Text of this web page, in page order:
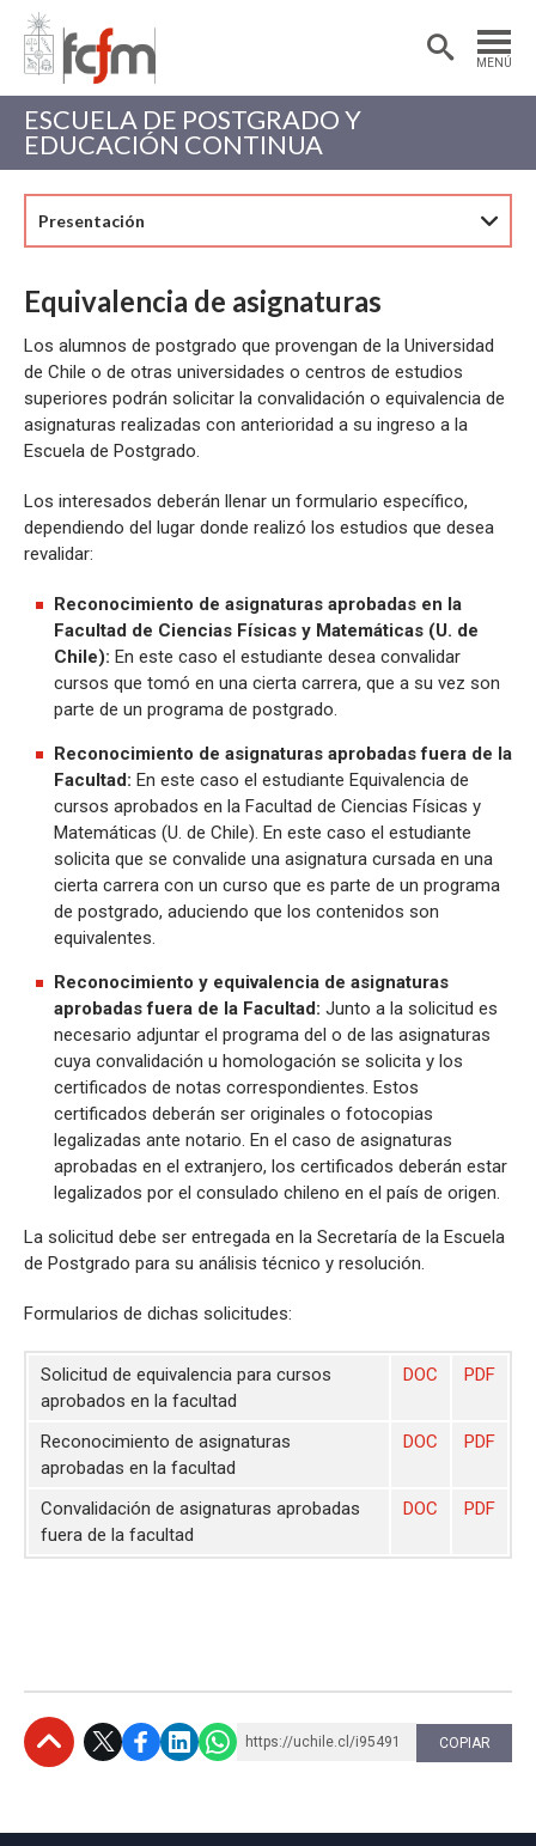
MENÚ
Estudiantes
Académicas/os
ESCUELA DE POSTGRADO Y
EDUCACIÓN CONTINUA
Presentación
Equivalencia de asignaturas
Los alumnos de postgrado que provengan de la Universidad
de Chile o de otras universidades o centros de estudios
superiores podrán solicitar la convalidación o equivalencia de
asignaturas realizadas con anterioridad a su ingreso a la
Escuela de Postgrado.
Los interesados deberán llenar un formulario específico,
dependiendo del lugar donde realizó los estudios que desea
revalidar:
Reconocimiento de asignaturas aprobadas en la
Facultad de Ciencias Físicas y Matemáticas (U. de
Chile): En este caso el estudiante desea convalidar
cursos que tomó en una cierta carrera, que a su vez son
parte de un programa de postgrado.
Reconocimiento de asignaturas aprobadas fuera de la
Facultad: En este caso el estudiante Equivalencia de
cursos aprobados en la Facultad de Ciencias Físicas y
Matemáticas (U. de Chile). En este caso el estudiante
solicita que se convalide una asignatura cursada en una
cierta carrera con un curso que es parte de un programa
de postgrado, aduciendo que los contenidos son
equivalentes.
Reconocimiento y equivalencia de asignaturas
aprobadas fuera de la Facultad: Junto a la solicitud es
necesario adjuntar el programa del o de las asignaturas
cuya convalidación u homologación se solicita y los
certificados de notas correspondientes. Estos
certificados deberán ser originales o fotocopias
legalizadas ante notario. En el caso de asignaturas
aprobadas en el extranjero, los certificados deberán estar
legalizados por el consulado chileno en el país de origen.
La solicitud debe ser entregada en la Secretaría de la Escuela
de Postgrado para su análisis técnico y resolución.
Formularios de dichas solicitudes:
Solicitud de equivalencia para cursos
aprobados en la facultad
DOC PDF
Reconocimiento de asignaturas
aprobadas en la facultad
DOC PDF
Convalidación de asignaturas aprobadas
fuera de la facultad
DOC PDF
https://uchile.cl/i95491 COPIAR